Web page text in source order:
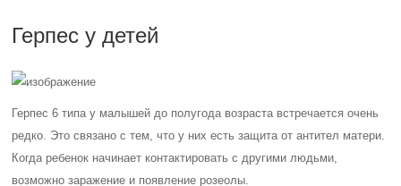
Герпес у детей
Герпес 6 типа у малышей до полугода возраста встречается очень
редко. Это связано с тем, что у них есть защита от антител матери.
Когда ребенок начинает контактировать с другими людьми,
возможно заражение и появление розеолы.